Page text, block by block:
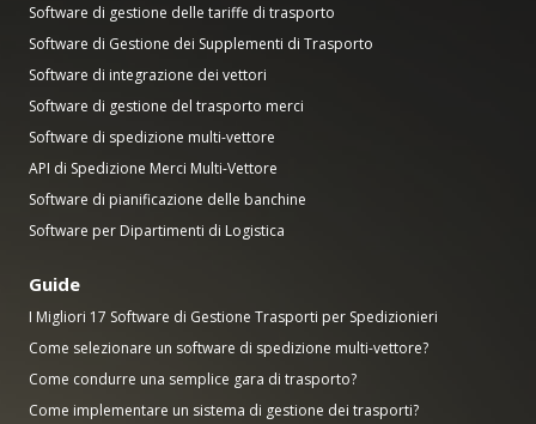
Software di gestione delle tariffe di trasporto
Software di Gestione dei Supplementi di Trasporto
Software di integrazione dei vettori
Software di gestione del trasporto merci
Software di spedizione multi-vettore
API di Spedizione Merci Multi-Vettore
Software di pianificazione delle banchine
Software per Dipartimenti di Logistica
Guide
I Migliori 17 Software di Gestione Trasporti per Spedizionieri
Come selezionare un software di spedizione multi-vettore?
Come condurre una semplice gara di trasporto?
Come implementare un sistema di gestione dei trasporti?